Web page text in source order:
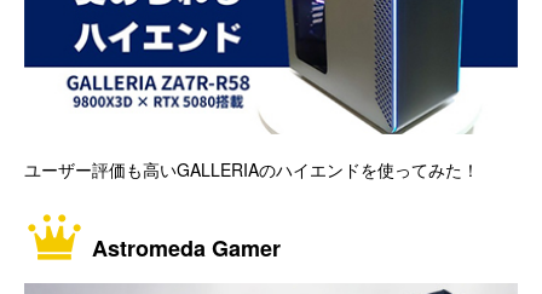
ユーザー評価も高いGALLERIAのハイエンドを使ってみた！
Astromeda Gamer